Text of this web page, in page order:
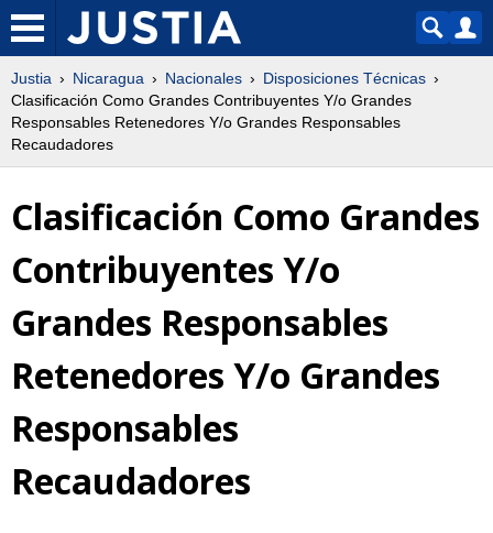
Justia Nicaragua Nacionales
Disposiciones Técnicas
Clasificación Como Grandes Contribuyentes Y/o Grandes
Responsables Retenedores Y/o Grandes Responsables
Recaudadores
Clasificación Como Grandes
Contribuyentes Y/o
Grandes Responsables
Retenedores Y/o Grandes
Responsables
Recaudadores